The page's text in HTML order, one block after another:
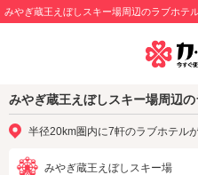
みやぎ蔵王えぼしスキー場周辺のラブホテ
みやぎ蔵王えぼしスキー場周辺
半径20km圏内に7軒のラブホテル
みやぎ蔵王えぼしスキー場